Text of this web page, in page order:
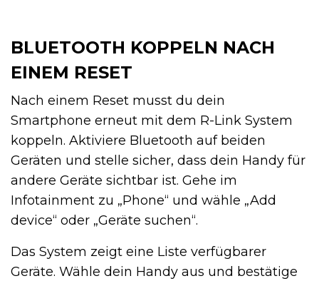
BLUETOOTH KOPPELN NACH
EINEM RESET
Nach einem Reset musst du dein
Smartphone erneut mit dem R-Link System
koppeln. Aktiviere Bluetooth auf beiden
Geräten und stelle sicher, dass dein Handy für
andere Geräte sichtbar ist. Gehe im
Infotainment zu „Phone“ und wähle „Add
device“ oder „Geräte suchen“.
Das System zeigt eine Liste verfügbarer
Geräte. Wähle dein Handy aus und bestätige